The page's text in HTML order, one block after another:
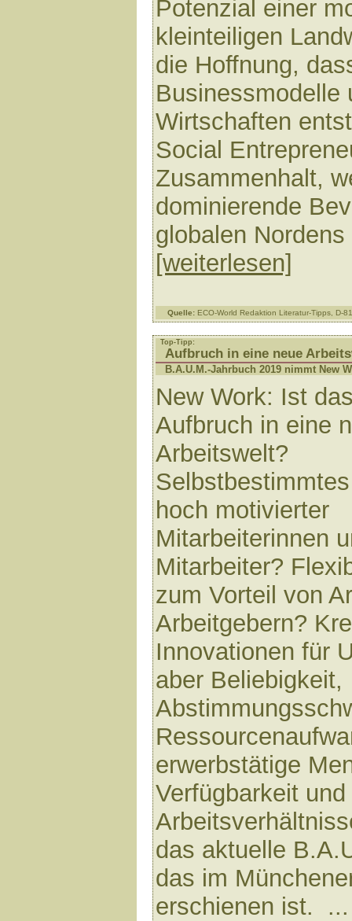
Potenzial einer
kleinteiligen
die Hoffnung,
Businessmodelle
Wirtschaften
Social
Zusammenhalt,
dominierende
globalen
[weiterlesen]
Quelle: ECO-World Redaktion Literatur-Tipps, D-
Top-Tipp:
Aufbruch in eine neue
B.A.U.M.-Jahrbuch 2019 nimmt New
New Work: Ist
Aufbruch in eine
Arbeitswelt?
hoch motivierter
Mitarbeiterinnen
Mitarbeiter?
zum Vorteil von
Arbeitgebern?
Innovationen für
aber Beliebigkeit,
erwerbstätige
Verfügbarkeit
das aktuelle
das im
erschienen ist.